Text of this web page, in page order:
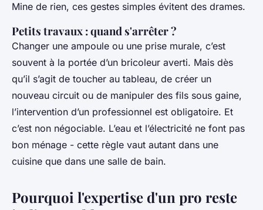
Mine de rien, ces gestes simples évitent des drames.
Petits travaux : quand s'arrêter ?
Changer une ampoule ou une prise murale, c’est
souvent à la portée d’un bricoleur averti. Mais dès
qu’il s’agit de toucher au tableau, de créer un
nouveau circuit ou de manipuler des fils sous gaine,
l’intervention d’un professionnel est obligatoire. Et
c’est non négociable. L’eau et l’électricité ne font pas
bon ménage - cette règle vaut autant dans une
cuisine que dans une salle de bain.
Pourquoi l'expertise d'un pro reste